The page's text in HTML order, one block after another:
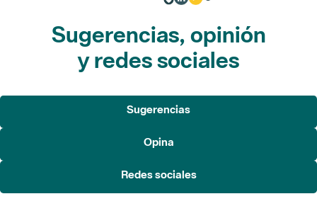
Sugerencias, opinión
y redes sociales
Sugerencias
Opina
Redes sociales